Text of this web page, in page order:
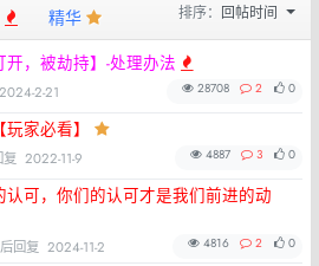
精华 排序： 回帖时间
开，被劫持】-处理办法
2024-2-21 28708 2 0
家必看】
2022-11-9 4887 3 0
认可，你们的认可才是我们前进的动
回复 2024-11-2 4816 2 0